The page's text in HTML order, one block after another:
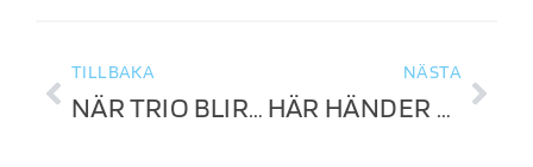
TILLBAKA
NÄR TRIO BLIR EN DEL AV DEN HÅLLBARA DRÖMMEN
NÄSTA
HÄR HÄNDER DET GREJOR!